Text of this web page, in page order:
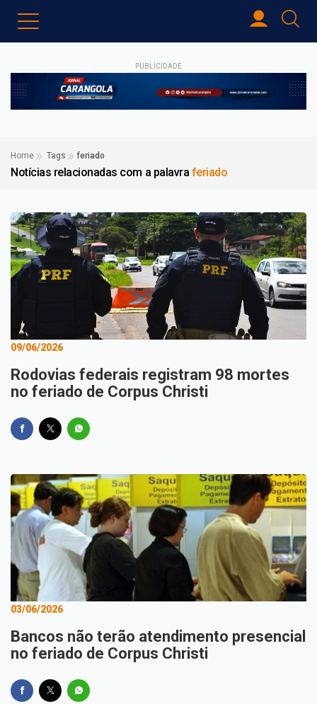
PUBLICIDADE
Home Tags feriado
Notícias relacionadas com a palavra feriado
09/06/2026
Rodovias federais registram 98 mortes
no feriado de Corpus Christi
03/06/2026
Bancos não terão atendimento presencial
no feriado de Corpus Christi